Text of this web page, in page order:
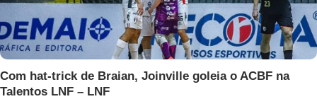
Com hat-trick de Braian, Joinville goleia o ACBF na
Talentos LNF – LNF